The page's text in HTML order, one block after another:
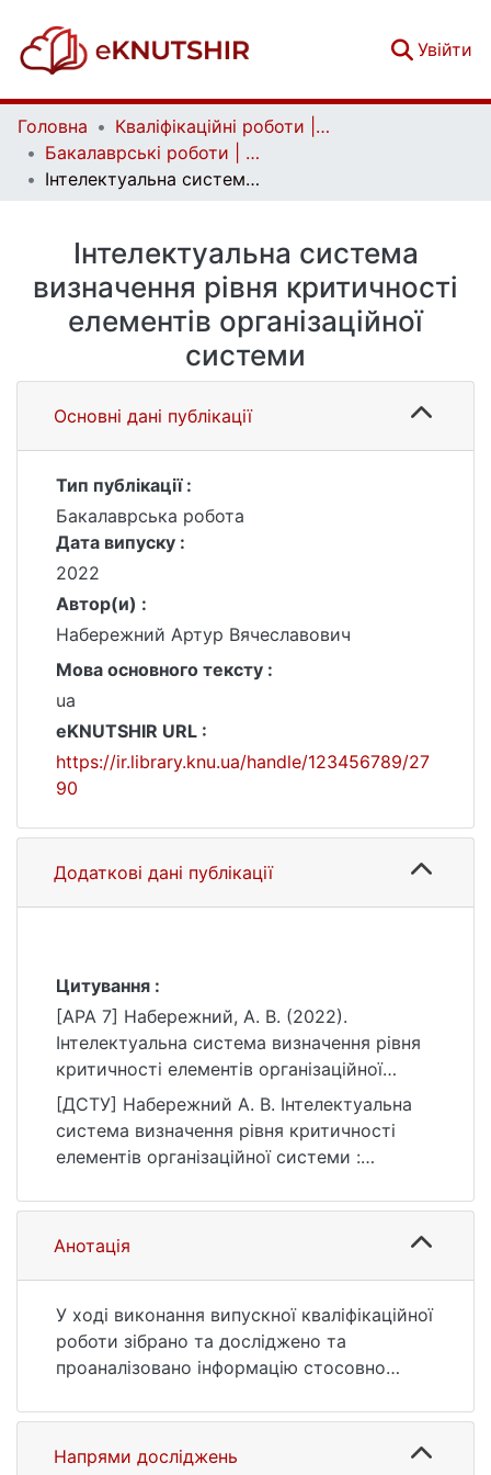
Увійти
Головна
Кваліфікаційні роботи | Qualifying works
Бакалаврські роботи | Bachelor theses
Інтелектуальна система визначення рівня критичності елементів організаційної системи
Інтелектуальна система
визначення рівня критичності
елементів організаційної
системи
Основні дані публікації
Тип публікації :
Бакалаврська робота
Дата випуску :
2022
Автор(и) :
Набережний Артур Вячеславович
Мова основного тексту :
ua
eKNUTSHIR URL :
https://ir.library.knu.ua/handle/123456789/27
90
Додаткові дані публікації
Цитування :
[APA 7] Набережний, А. В. (2022).
Інтелектуальна система визначення рівня
критичності елементів організаційної
системи [Бакалаврська робота, Київський
національний університет імені Тараса
Шевченка]. eKNUTSHIR.
https://ir.library.knu.ua/handle/123456789/27
90
[ДСТУ] Набережний А. В. Інтелектуальна
система визначення рівня критичності
елементів організаційної системи :
Інформаційні технології. Київ, 2022. 61 с.
URL:
https://ir.library.knu.ua/handle/123456789/27
Анотація
У ході виконання випускної кваліфікаційної
роботи зібрано та досліджено та
проаналізовано інформацію стосовно
Проведено аналіз сучасних підходів до
задачі, а також чітко сформульовано
Напрями досліджень